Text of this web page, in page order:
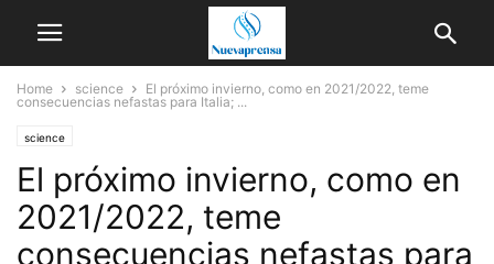
Home science
El próximo invierno, como en 2021/2022, teme
consecuencias nefastas para Italia; ...
science
El próximo invierno, como en
2021/2022, teme
consecuencias nefastas para